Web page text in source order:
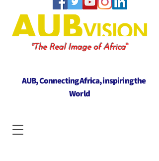
"The Real Image of Africa"
AUB, Connecting Africa, inspiring the
World